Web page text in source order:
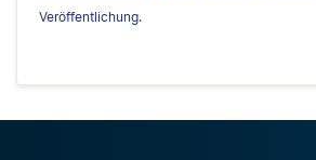
Veröffentlichung.